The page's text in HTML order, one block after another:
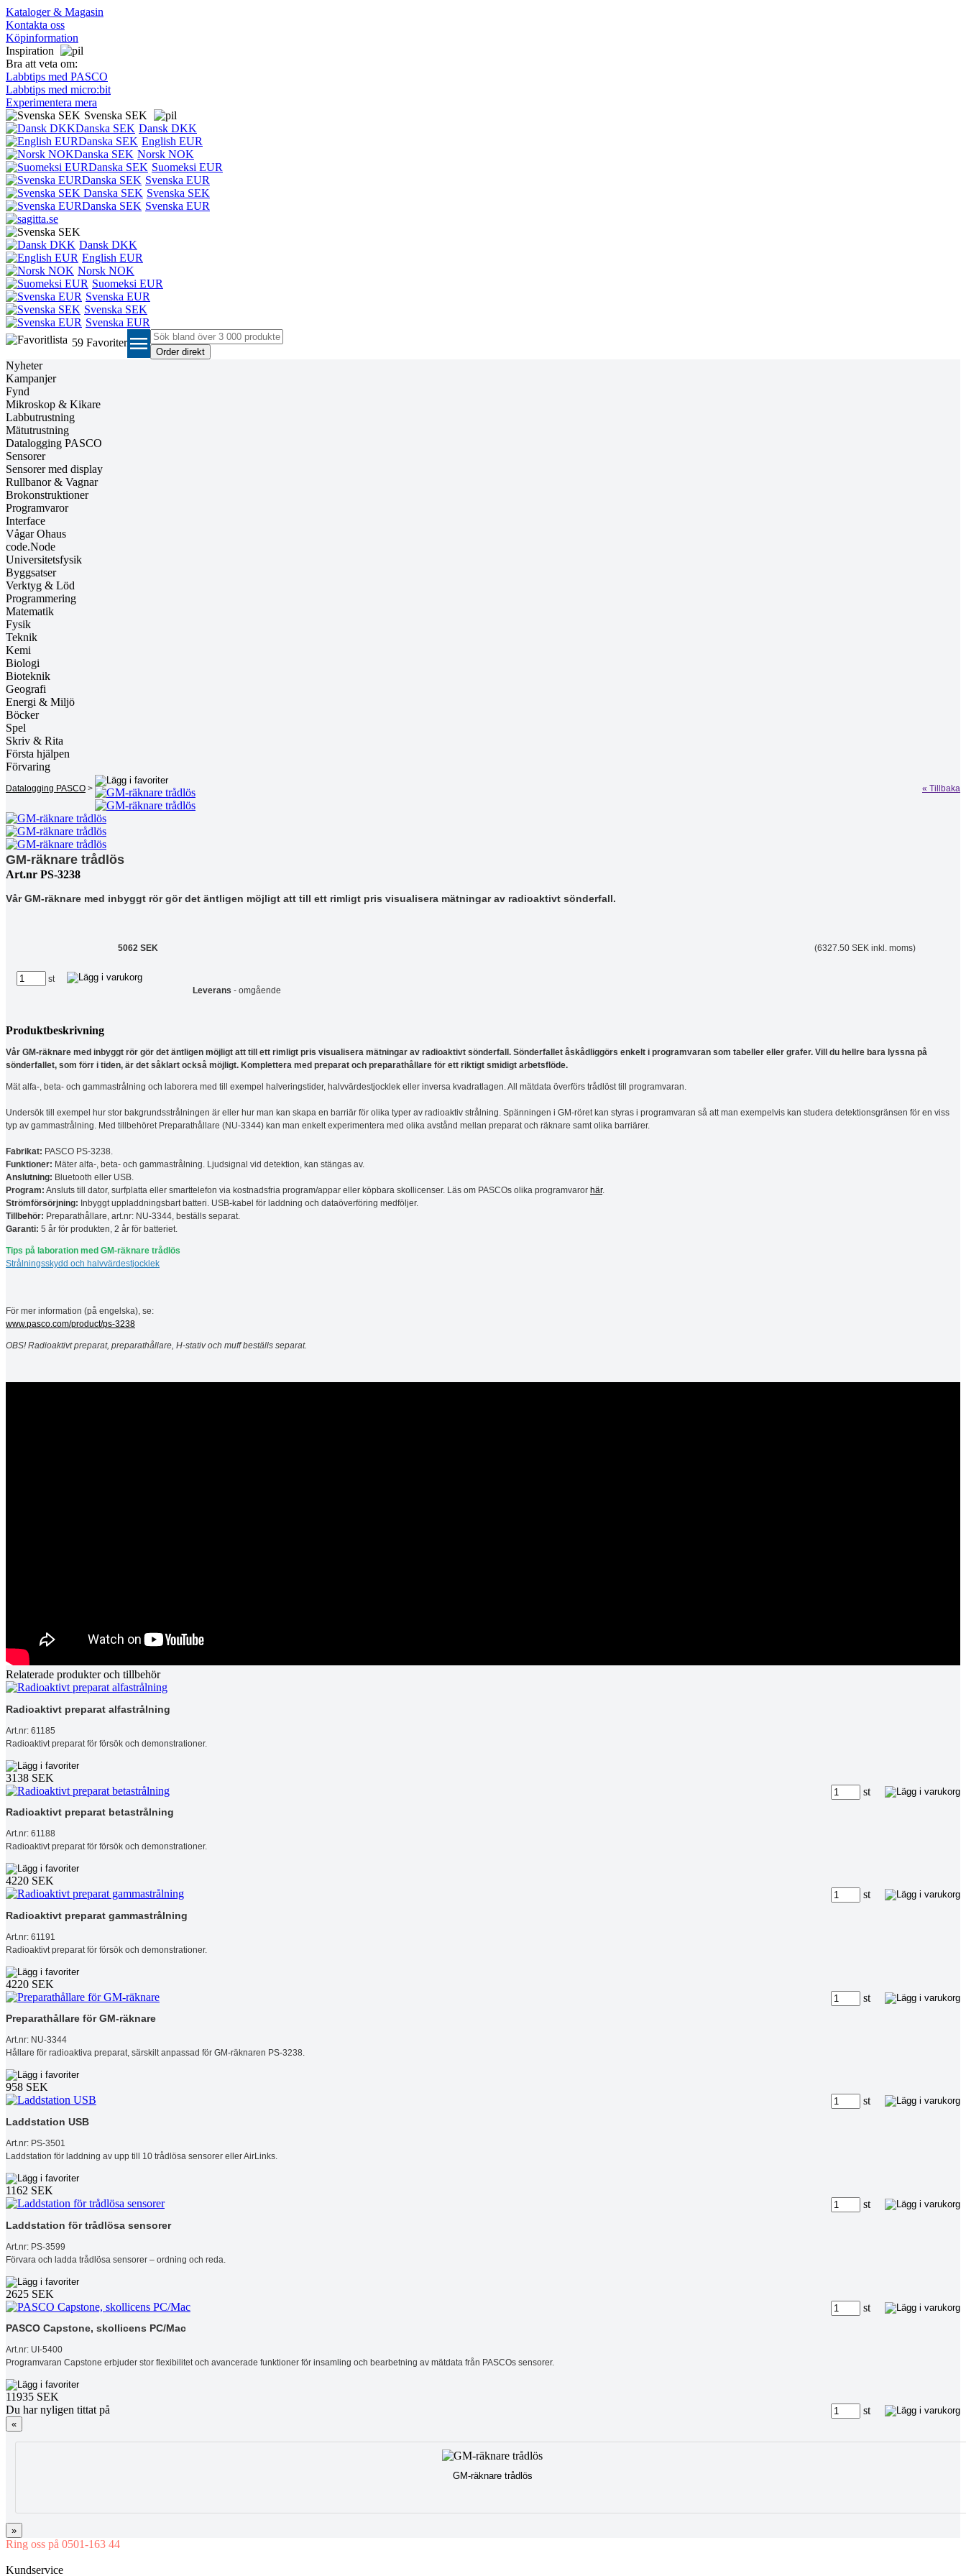
Kataloger & Magasin
Kontakta oss
Köpinformation
Inspiration
Bra att veta om:
Labbtips med PASCO
Labbtips med micro:bit
Experimentera mera
Svenska SEK
Dansk DKK
English EUR
Norsk NOK
Suomeksi EUR
Svenska EUR
Svenska SEK
Svenska EUR
Dansk DKK
English EUR
Norsk NOK
Suomeksi EUR
Svenska EUR
Svenska SEK
Svenska EUR
59 Favoriter menu
Nyheter
Kampanjer
Fynd
Mikroskop & Kikare
Labbutrustning
Mätutrustning
Datalogging PASCO
Sensorer
Sensorer med display
Rullbanor & Vagnar
Brokonstruktioner
Programvaror
Interface
Vågar Ohaus
code.Node
Universitetsfysik
Byggsatser
Verktyg & Löd
Programmering
Matematik
Fysik
Teknik
Kemi
Biologi
Bioteknik
Geografi
Energi & Miljö
Böcker
Spel
Skriv & Rita
Första hjälpen
Förvaring
Datalogging PASCO > « Tillbaka
GM-räknare trådlös
Art.nr PS-3238
Vår GM-räknare med inbyggt rör gör det äntligen möjligt att till ett rimligt pris visualisera mätningar av radioaktivt sönderfall.
5062 SEK (6327.50 SEK inkl. moms)
st
Leverans - omgående
Produktbeskrivning
Vår GM-räknare med inbyggt rör gör det äntligen möjligt att till ett rimligt pris visualisera mätningar av radioaktivt sönderfall. Sönderfallet åskådliggörs enkelt i programvaran som tabeller eller grafer. Vill du hellre bara lyssna på
sönderfallet, som förr i tiden, är det såklart också möjligt. Komplettera med preparat och preparathållare för ett riktigt smidigt arbetsflöde.
Mät alfa-, beta- och gammastrålning och laborera med till exempel halveringstider, halvvärdestjocklek eller inversa kvadratlagen. All mätdata överförs trådlöst till programvaran.
Undersök till exempel hur stor bakgrundsstrålningen är eller hur man kan skapa en barriär för olika typer av radioaktiv strålning. Spänningen i GM-röret kan styras i programvaran så att man exempelvis kan studera detektionsgränsen för en viss
typ av gammastrålning. Med tillbehöret Preparathållare (NU-3344) kan man enkelt experimentera med olika avstånd mellan preparat och räknare samt olika barriärer.
Fabrikat: PASCO PS-3238.
Funktioner: Mäter alfa-, beta- och gammastrålning. Ljudsignal vid detektion, kan stängas av.
Anslutning: Bluetooth eller USB.
Program: Ansluts till dator, surfplatta eller smarttelefon via kostnadsfria program/appar eller köpbara skollicenser. Läs om PASCOs olika programvaror här.
Strömförsörjning: Inbyggt uppladdningsbart batteri. USB-kabel för laddning och dataöverföring medföljer.
Tillbehör: Preparathållare, art.nr: NU-3344, beställs separat.
Garanti: 5 år för produkten, 2 år för batteriet.
Tips på laboration med GM-räknare trådlös
Strålningsskydd och halvvärdestjocklek
För mer information (på engelska), se:
www.pasco.com/product/ps-3238
OBS! Radioaktivt preparat, preparathållare, H-stativ och muff beställs separat.
Relaterade produkter och tillbehör
Radioaktivt preparat alfastrålning
Art.nr: 61185
Radioaktivt preparat för försök och demonstrationer.
3138 SEK
st
Radioaktivt preparat betastrålning
Art.nr: 61188
Radioaktivt preparat för försök och demonstrationer.
4220 SEK
st
Radioaktivt preparat gammastrålning
Art.nr: 61191
Radioaktivt preparat för försök och demonstrationer.
4220 SEK
st
Preparathållare för GM-räknare
Art.nr: NU-3344
Hållare för radioaktiva preparat, särskilt anpassad för GM-räknaren PS-3238.
958 SEK
st
Laddstation USB
Art.nr: PS-3501
Laddstation för laddning av upp till 10 trådlösa sensorer eller AirLinks.
1162 SEK
st
Laddstation för trådlösa sensorer
Art.nr: PS-3599
Förvara och ladda trådlösa sensorer – ordning och reda.
2625 SEK
st
PASCO Capstone, skollicens PC/Mac
Art.nr: UI-5400
Programvaran Capstone erbjuder stor flexibilitet och avancerade funktioner för insamling och bearbetning av mätdata från PASCOs sensorer.
11935 SEK
st
Du har nyligen tittat på
«
GM-räknare trådlös
»
Ring oss på 0501-163 44
Kundservice